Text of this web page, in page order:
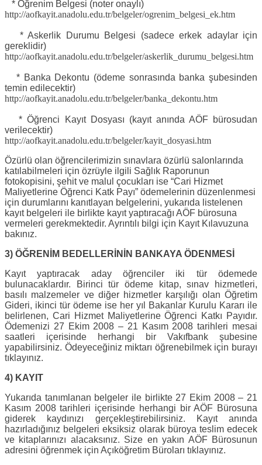
* Öğrenim Belgesi (noter onaylı)
http://aofkayit.anadolu.edu.tr/belgeler/ogrenim_belgesi_ek.htm
* Askerlik Durumu Belgesi (sadece erkek adaylar için
gereklidir)
http://aofkayit.anadolu.edu.tr/belgeler/askerlik_durumu_belgesi.htm
* Banka Dekontu (ödeme sonrasında banka şubesinden
temin edilecektir)
http://aofkayit.anadolu.edu.tr/belgeler/banka_dekontu.htm
* Öğrenci Kayıt Dosyası (kayıt anında AÖF bürosudan
verilecektir)
http://aofkayit.anadolu.edu.tr/belgeler/kayit_dosyasi.htm
Özürlü olan öğrencilerimizin sınavlara özürlü salonlarında
katılabilmeleri için özrüyle ilgili Sağlık Raporunun
fotokopisini, şehit ve malul çocukları ise “Cari Hizmet
Maliyetlerine Öğrenci Katk Payı” ödemelerinin düzenlenmesi
için durumlarını kanıtlayan belgelerini, yukarıda listelenen
kayıt belgeleri ile birlikte kayıt yaptıracağı AÖF bürosuna
vermeleri gerekmektedir. Ayrıntılı bilgi için Kayıt Kılavuzuna
bakınız.
3) ÖĞRENİM BEDELLERİNİN BANKAYA ÖDENMESİ
Kayıt yaptıracak aday öğrenciler iki tür ödemede
bulunacaklardır. Birinci tür ödeme kitap, sınav hizmetleri,
basılı malzemeler ve diğer hizmetler karşılığı olan Öğretim
Gideri, ikinci tür ödeme ise her yıl Bakanlar Kurulu Kararı ile
belirlenen, Cari Hizmet Maliyetlerine Öğrenci Katkı Payıdır.
Ödemenizi 27 Ekim 2008 – 21 Kasım 2008 tarihleri mesai
saatleri içerisinde herhangi bir Vakıfbank şubesine
yapabilirsiniz. Ödeyeceğiniz miktarı öğrenebilmek için burayı
tıklayınız.
4) KAYIT
Yukarıda tanımlanan belgeler ile birlikte 27 Ekim 2008 – 21
Kasım 2008 tarihleri içerisinde herhangi bir AÖF Bürosuna
giderek kaydınızı gerçekleştirebilirsiniz. Kayıt anında
hazırladığınız belgeleri eksiksiz olarak büroya teslim edecek
ve kitaplarınızı alacaksınız. Size en yakın AÖF Bürosunun
adresini öğrenmek için Açıköğretim Büroları tıklayınız.